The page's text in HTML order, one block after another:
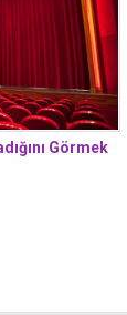
Görmek